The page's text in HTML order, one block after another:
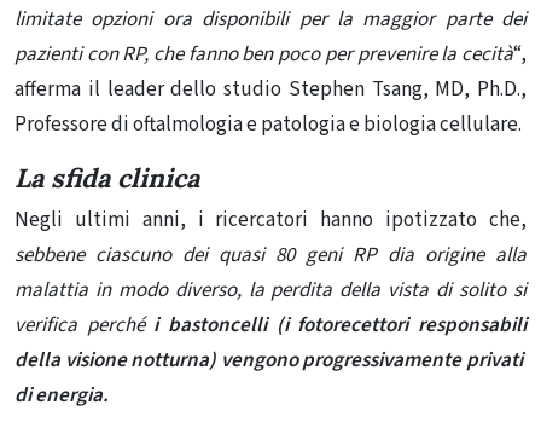
limitate opzioni ora disponibili per la maggior parte dei
pazienti con RP, che fanno ben poco per prevenire la cecità“,
afferma il leader dello studio Stephen Tsang, MD, Ph.D.,
Professore di oftalmologia e patologia e biologia cellulare.
La sfida clinica
Negli ultimi anni, i ricercatori hanno ipotizzato che,
sebbene ciascuno dei quasi 80 geni RP dia origine alla
malattia in modo diverso, la perdita della vista di solito si
verifica perchéi bastoncelli (i fotorecettori responsabili
della visione notturna) vengono progressivamente privati ​​
di energia.